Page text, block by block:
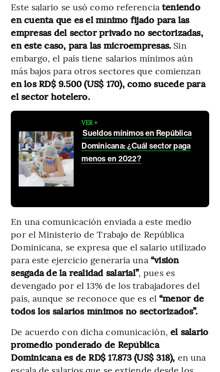
Este salario se usó como referencia teniendo
en cuenta que es el mínimo fijado para las
empresas del sector privado no sectorizadas,
en este caso, para las microempresas. Sin
embargo, el país tiene salarios mínimos aún
más bajos para otros sectores que comienzan
en los RD$ 9.500 (US$ 170), como sucede para
el sector hotelero.
VER +
Sueldos mínimos en República
Dominicana: ¿Cuál sector paga
menos en 2022?
En una comunicación enviada a este medio
por el Ministerio de Trabajo de República
Dominicana, se expresa que el salario utilizado
para este ejercicio generaría una “visión
sesgada de la realidad salarial”, pues es
devengado por el 13% de los trabajadores del
país, aunque se reconoce que es el “menor de
todos los salarios mínimos no sectorizados”.
De acuerdo con dicha comunicación, el salario
promedio ponderado de República
Dominicana es de RD$ 17.873 (US$ 318), en una